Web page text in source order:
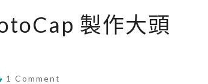
製作大頭
C1 Comment